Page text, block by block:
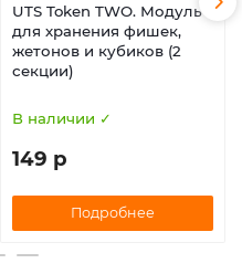
UTS Token TWO. Модуль
для хранения фишек,
жетонов и кубиков (2
секции)
В наличии ✓
149 р
Подробнее